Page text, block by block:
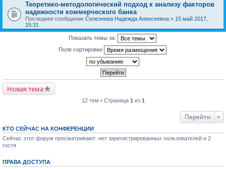
Теоретико-методологический подход к анализу факторов
надежности коммерческого банка
Последнее сообщение Селезнева Надежда Алексеевна « 15 май 2017,
15:31
Показать темы за:
Поле сортировки
Новая тема
12 тем • Страница 1 из 1
Перейти
КТО СЕЙЧАС НА КОНФЕРЕНЦИИ
Сейчас этот форум просматривают: нет зарегистрированных пользователей и 2
гостя
ПРАВА ДОСТУПА